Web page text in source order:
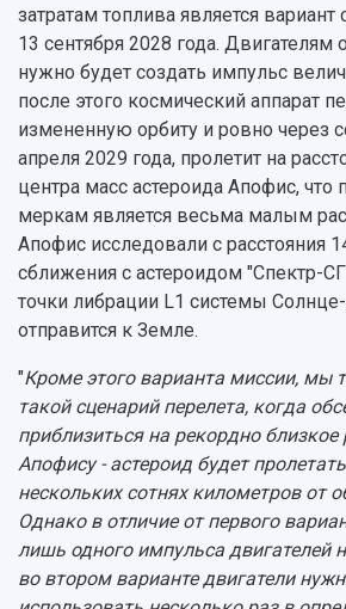
затратам топлива является вариант
13 сентября 2028 года. Двигателям
нужно будет создать импульс
после этого космический аппарат
измененную орбиту и ровно через
апреля 2029 года, пролетит на
центра масс астероида Апофис, что
меркам является весьма малым
Апофис исследовали с расстояния
сближения с астероидом "Спектр-
точки либрации L1 системы
отправится к Земле.
"Кроме этого варианта миссии, мы
такой сценарий перелета, когда
приблизиться на рекордно близкое
Апофису - астероид будет
нескольких сотнях километров от
Однако в отличие от первого
лишь одного импульса двигателей
во втором варианте двигатели